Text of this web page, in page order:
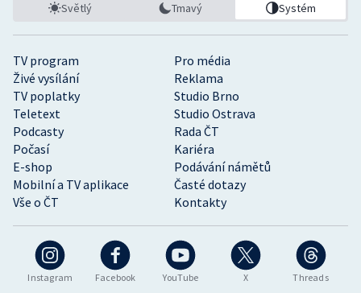
Instagram Facebook YouTube X Threads
TV program
Pro média
Živé vysílání
Reklama
TV poplatky
Studio Brno
Teletext
Studio Ostrava
Podcasty
Rada ČT
Počasí
Kariéra
E-shop
Podávání námětů
Mobilní a TV aplikace
Časté dotazy
Vše o ČT
Kontakty
Světlý Tmavý Systém